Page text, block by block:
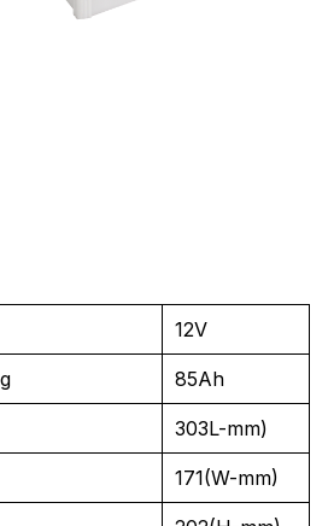
12V
85Ah
303L-mm)
171(W-mm)